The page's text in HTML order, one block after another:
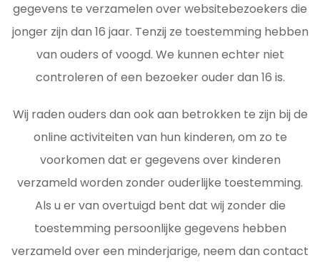
gegevens te verzamelen over websitebezoekers die
jonger zijn dan 16 jaar. Tenzij ze toestemming hebben
van ouders of voogd. We kunnen echter niet
controleren of een bezoeker ouder dan 16 is.
Wij raden ouders dan ook aan betrokken te zijn bij de
online activiteiten van hun kinderen, om zo te
voorkomen dat er gegevens over kinderen
verzameld worden zonder ouderlijke toestemming.
Als u er van overtuigd bent dat wij zonder die
toestemming persoonlijke gegevens hebben
verzameld over een minderjarige, neem dan contact